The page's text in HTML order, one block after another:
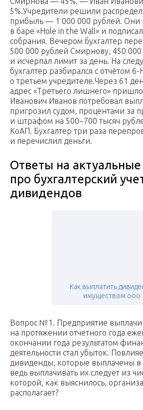
5%.Учредители решили
прибыль — 1 000 000 рублей. Они
в баре «Hole in the Wall» и
собрания. Вечером бухгалтер
500 000 рублей Смирнову, 450
и исчерпал лимит за день. На
бухгалтер разбирался с отчётом
о третьем учредителе.Через 61
адрес «Третьего лишнего»
Иванович Иванов потребовал
пригрозил судом, процентами за
и штрафом на 500−700 тысяч
КоАП. Бухгалтер три раза
и перечислил деньги.
Ответы на
про бухгалтерский
дивидендов
Как выплатить
имуществом ооо
Вопрос №1. Предприятие
на протяжении отчетного года
окончании года результатом
деятельности стал убыток.
дивиденды, которые выплачены в
ведь выплачивать их следует из
которой, как выяснилось,
располагает?